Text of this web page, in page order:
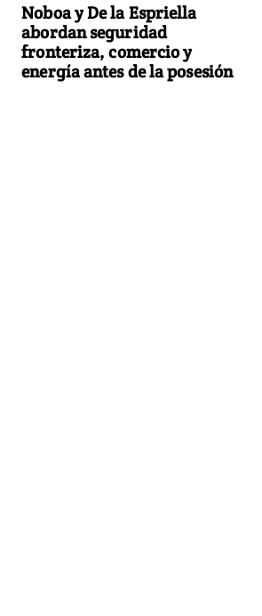
Noboa y De la Espriella
abordan seguridad
fronteriza, comercio y
energía antes de la posesión